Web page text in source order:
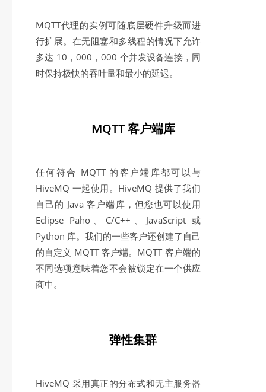
MQTT代理的实例可随底层硬件升级而进
行扩展。在无阻塞和多线程的情况下允许
多达 10，000，000 个并发设备连接，同
时保持极快的吞叶量和最小的延迟。
MQTT 客户端库
任何符合 MQTT 的客户端库都可以与
HiveMQ 一起使用。HiveMQ 提供了我们
自己的 Java 客户端库，但您也可以使用
Eclipse Paho、C/C++、JavaScript 或
Python 库。我们的一些客户还创建了自己
的自定义 MQTT 客户端。MQTT 客户端的
不同选项意味着您不会被锁定在一个供应
商中。
弹性集群
HiveMQ 采用真正的分布式和无主服务器